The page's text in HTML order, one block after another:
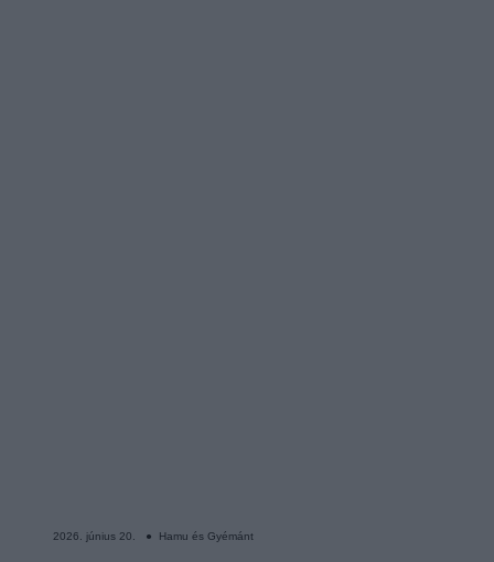
2026. június 20. ● Hamu és Gyémánt